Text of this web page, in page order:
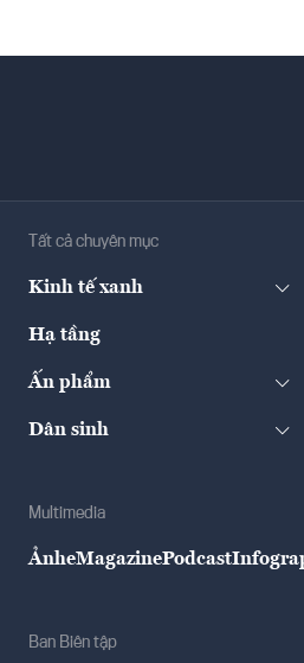
Tất cả chuyên mục
Kinh tế xanh
Hạ tầng
Ấn phẩm
Dân sinh
Multimedia
ẢnheMagazinePodcast
Ban Biên tập